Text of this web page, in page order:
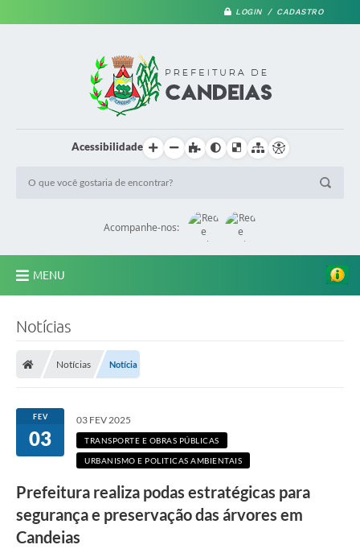
LOGIN / CADASTRO
Acessibilidade
Acompanhe-nos:
MENU
TRANSPARÊNCIA
Contato
Iluminação Pública
Denúncia de Lotes sujos e entulhos
Notícias
Notícias Notícia
FEV
03
03 FEV 2025
TRANSPORTE E OBRAS PÚBLICAS
URBANISMO E POLITICAS AMBIENTAIS
Prefeitura realiza podas estratégicas para
segurança e preservação das árvores em
Candeias